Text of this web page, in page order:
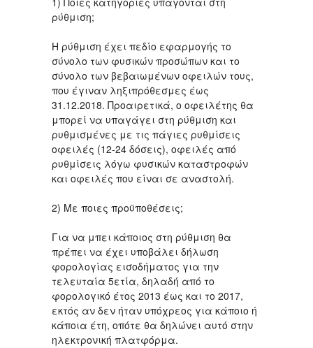
ρύθμιση;
H ρύθμιση έχει πεδίο εφαρμογής το
σύνολο των φυσικών προσώπων και το
σύνολο των βεβαιωμένων οφειλών τους,
που έγιναν ληξιπρόθεσμες έως
31.12.2018. Προαιρετικά, ο οφειλέτης θα
μπορεί να υπαγάγει στη ρύθμιση και
ρυθμισμένες με τις πάγιες ρυθμίσεις
οφειλές (12-24 δόσεις), οφειλές από
ρυθμίσεις λόγω φυσικών καταστροφών
και οφειλές που είναι σε αναστολή.
2) Με ποιες προϋποθέσεις;
Για να μπει κάποιος στη ρύθμιση θα
πρέπει να έχει υποβάλει δήλωση
φορολογίας εισοδήματος για την
τελευταία 5ετία, δηλαδή από το
φορολογικό έτος 2013 έως και το 2017,
εκτός αν δεν ήταν υπόχρεος για κάποιο ή
κάποια έτη, οπότε θα δηλώνει αυτό στην
ηλεκτρονική πλατφόρμα.